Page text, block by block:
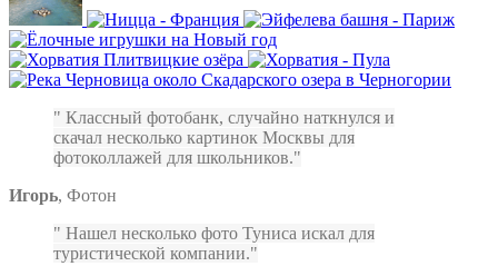
Классный фотобанк, случайно наткнулся и
скачал несколько картинок Москвы для
фотоколлажей для школьников.
Игорь, Фотон
Нашел несколько фото Туниса искал для
туристической компании.